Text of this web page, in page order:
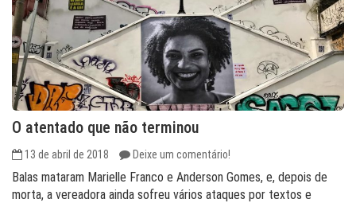
O atentado que não terminou
13 de abril de 2018 Deixe um comentário!
Balas mataram Marielle Franco e Anderson Gomes, e, depois de
morta, a vereadora ainda sofreu vários ataques por textos e